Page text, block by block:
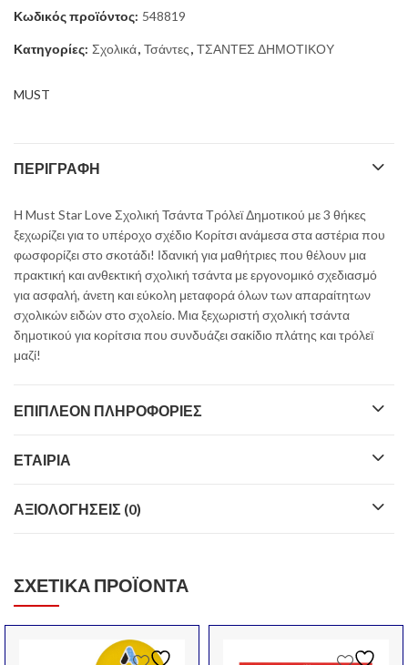
Κωδικός προϊόντος: 548819
Κατηγορίες: Σχολικά, Τσάντες, ΤΣΑΝΤΕΣ ΔΗΜΟΤΙΚΟΥ
MUST
ΠΕΡΙΓΡΑΦΉ
Η Must Star Love Σχολική Τσάντα Τρόλεϊ Δημοτικού με 3 θήκες
ξεχωρίζει για το υπέροχο σχέδιο Κορίτσι ανάμεσα στα αστέρια που
φωσφορίζει στο σκοτάδι! Ιδανική για μαθήτριες που θέλουν μια
πρακτική και ανθεκτική σχολική τσάντα με εργονομικό σχεδιασμό
για ασφαλή, άνετη και εύκολη μεταφορά όλων των απαραίτητων
σχολικών ειδών στο σχολείο. Μια ξεχωριστή σχολική τσάντα
δημοτικού για κορίτσια που συνδυάζει σακίδιο πλάτης και τρόλεϊ
μαζί!
ΕΠΙΠΛΈΟΝ ΠΛΗΡΟΦΟΡΊΕΣ
ΕΤΑΙΡΊΑ
ΑΞΙΟΛΟΓΉΣΕΙΣ (0)
ΣΧΕΤΙΚΆ ΠΡΟΪΌΝΤΑ